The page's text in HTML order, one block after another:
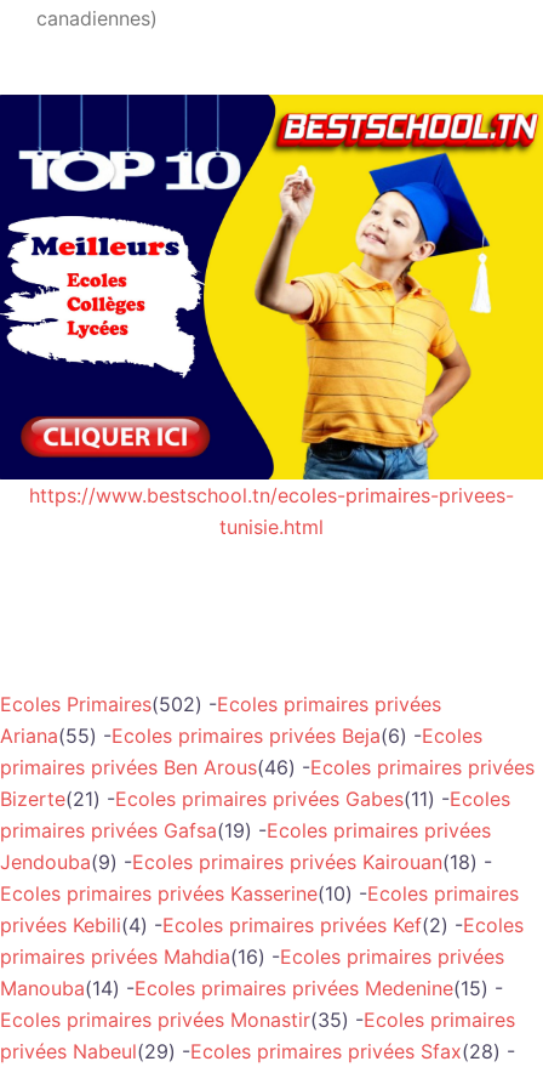
canadiennes)
https://www.bestschool.tn/ecoles-primaires-privees-
tunisie.html
Ecoles Primaires(502) -Ecoles primaires privées
Ariana(55) -Ecoles primaires privées Beja(6) -Ecoles
primaires privées Ben Arous(46) -Ecoles primaires privées
Bizerte(21) -Ecoles primaires privées Gabes(11) -Ecoles
primaires privées Gafsa(19) -Ecoles primaires privées
Jendouba(9) -Ecoles primaires privées Kairouan(18) -
Ecoles primaires privées Kasserine(10) -Ecoles primaires
privées Kebili(4) -Ecoles primaires privées Kef(2) -Ecoles
primaires privées Mahdia(16) -Ecoles primaires privées
Manouba(14) -Ecoles primaires privées Medenine(15) -
Ecoles primaires privées Monastir(35) -Ecoles primaires
privées Nabeul(29) -Ecoles primaires privées Sfax(28) -